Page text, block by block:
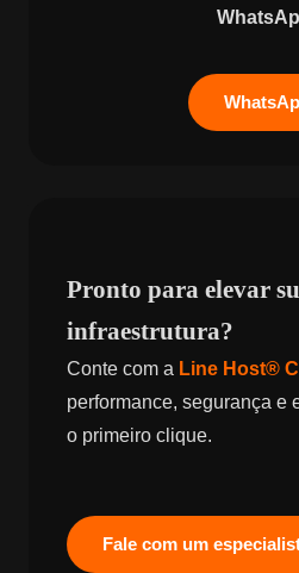
Pronto para elevar
infraestrutura?
Conte com a Line Host®
performance, segurança e
o primeiro clique.
Fale com um